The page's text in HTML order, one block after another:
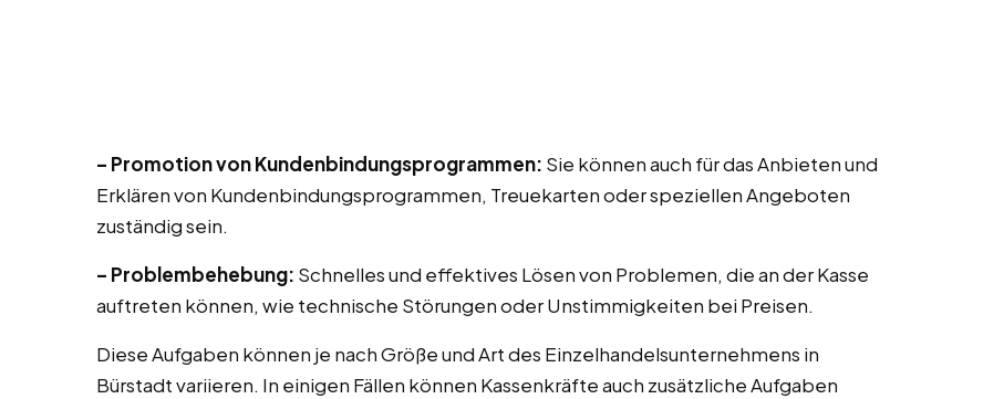
– Promotion von Kundenbindungsprogrammen: Sie können auch für das Anbieten und
Erklären von Kundenbindungsprogrammen, Treuekarten oder speziellen Angeboten
zuständig sein.
– Problembehebung: Schnelles und effektives Lösen von Problemen, die an der Kasse
auftreten können, wie technische Störungen oder Unstimmigkeiten bei Preisen.
Diese Aufgaben können je nach Größe und Art des Einzelhandelsunternehmens in
Bürstadt variieren. In einigen Fällen können Kassenkräfte auch zusätzliche Aufgaben